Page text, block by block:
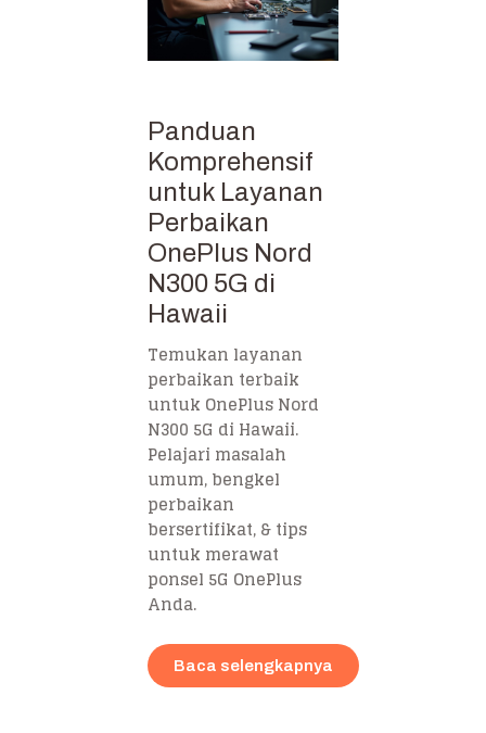
Panduan
Komprehensif
untuk Layanan
Perbaikan
OnePlus Nord
N300 5G di
Hawaii
Temukan layanan
perbaikan terbaik
untuk OnePlus Nord
N300 5G di Hawaii.
Pelajari masalah
umum, bengkel
perbaikan
bersertifikat, & tips
untuk merawat
ponsel 5G OnePlus
Anda.
Baca selengkapnya